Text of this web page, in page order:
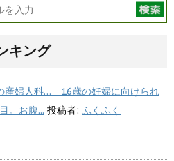
キング
産婦人科…」16歳の妊婦に向けられ
。お腹... 投稿者: ふくふく